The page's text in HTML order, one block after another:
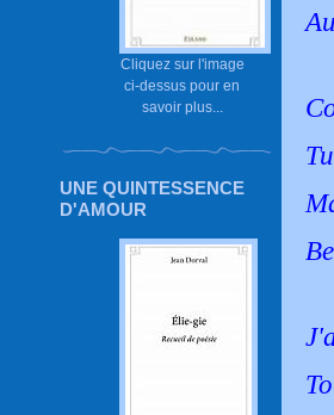
Cliquez sur l'image
ci-dessus pour en
savoir plus...
UNE QUINTESSENCE
D'AMOUR